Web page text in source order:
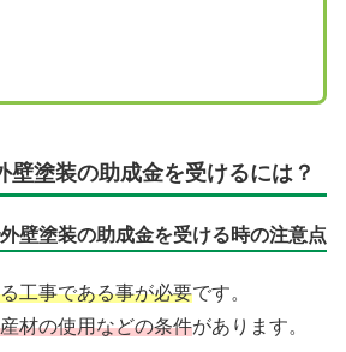
壁塗装の助成金を受けるには？
壁塗装の助成金を受ける時の注意点
工事である事が必要です。
材の使用などの条件があります。